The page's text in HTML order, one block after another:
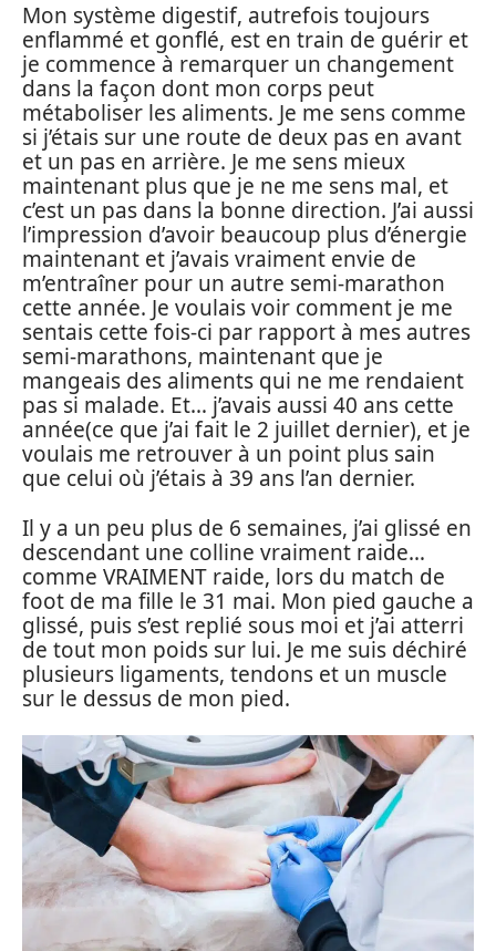
Mon système digestif, autrefois toujours
enflammé et gonflé, est en train de guérir et
je commence à remarquer un changement
dans la façon dont mon corps peut
métaboliser les aliments. Je me sens comme
si j’étais sur une route de deux pas en avant
et un pas en arrière. Je me sens mieux
maintenant plus que je ne me sens mal, et
c’est un pas dans la bonne direction. J’ai aussi
l’impression d’avoir beaucoup plus d’énergie
maintenant et j’avais vraiment envie de
m’entraîner pour un autre semi-marathon
cette année. Je voulais voir comment je me
sentais cette fois-ci par rapport à mes autres
semi-marathons, maintenant que je
mangeais des aliments qui ne me rendaient
pas si malade. Et… j’avais aussi 40 ans cette
année(ce que j’ai fait le 2 juillet dernier), et je
voulais me retrouver à un point plus sain
que celui où j’étais à 39 ans l’an dernier.
Il y a un peu plus de 6 semaines, j’ai glissé en
descendant une colline vraiment raide…
comme VRAIMENT raide, lors du match de
foot de ma fille le 31 mai. Mon pied gauche a
glissé, puis s’est replié sous moi et j’ai atterri
de tout mon poids sur lui. Je me suis déchiré
plusieurs ligaments, tendons et un muscle
sur le dessus de mon pied.